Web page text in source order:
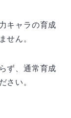
キャラの育成
せん。
ず、通常育成
さい。